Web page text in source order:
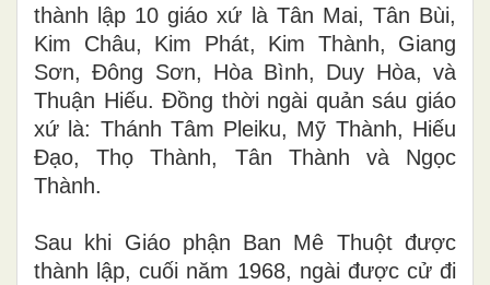
thành lập 10 giáo xứ là Tân Mai, Tân Bùi,
Kim Châu, Kim Phát, Kim Thành, Giang
Sơn, Đông Sơn, Hòa Bình, Duy Hòa, và
Thuận Hiếu. Đồng thời ngài quản sáu giáo
xứ là: Thánh Tâm Pleiku, Mỹ Thành, Hiếu
Đạo, Thọ Thành, Tân Thành và Ngọc
Thành.
Sau khi Giáo phận Ban Mê Thuột được
thành lập, cuối năm 1968, ngài được cử đi